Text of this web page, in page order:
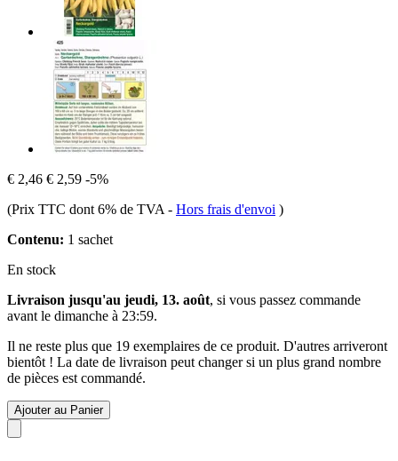
€ 2,46 € 2,59 -5%
(Prix TTC dont 6% de TVA - Hors frais d'envoi )
Contenu: 1 sachet
En stock
Livraison jusqu'au jeudi, 13. août, si vous passez commande
avant le dimanche à 23:59.
Il ne reste plus que 19 exemplaires de ce produit. D'autres arriveront
bientôt ! La date de livraison peut changer si un plus grand nombre
de pièces est commandé.
Ajouter au Panier